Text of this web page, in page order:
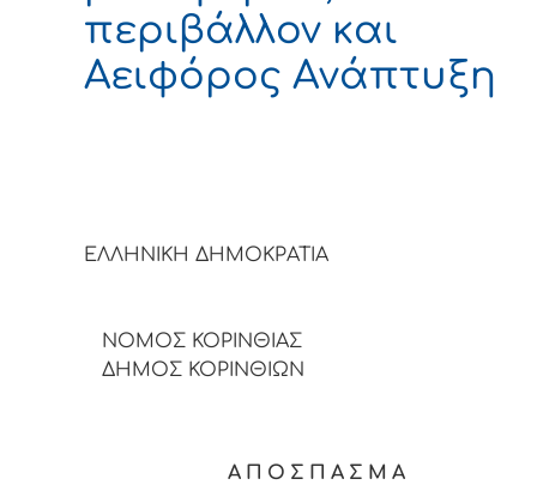
περιβάλλον και
Αειφόρος Ανάπτυξη
ΕΛΛΗΝΙΚΗ
ΝΟΜΟΣ ΚΟΡΙΝΘΙΑΣ
ΔΗΜΟΣ ΚΟΡΙΝΘΙΩΝ
ΑΠΟΣΠΑΣΜΑ